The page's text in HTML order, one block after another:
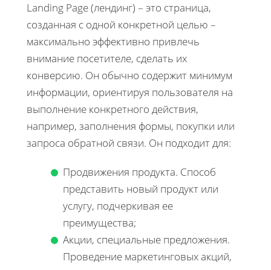
Landing Page (лендинг) – это страница,
созданная с одной конкретной целью –
максимально эффективно привлечь
внимание посетителе, сделать их
конверсию. Он обычно содержит минимум
информации, ориентируя пользователя на
выполнение конкретного действия,
например, заполнения формы, покупки или
запроса обратной связи. Он подходит для:
Продвижения продукта. Способ
представить новый продукт или
услугу, подчеркивая ее
преимущества;
Акции, специальные предложения.
Проведение маркетинговых акций,